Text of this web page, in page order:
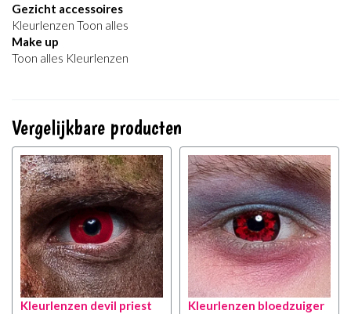
Gezicht accessoires
Kleurlenzen Toon alles
Make up
Toon alles Kleurlenzen
Vergelijkbare producten
Kleurlenzen devil priest Kleurlenzen bloedzuiger